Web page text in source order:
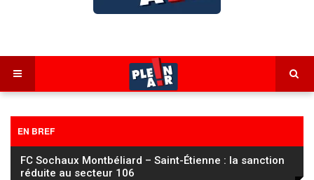
EN BREF
FC Sochaux Montbéliard – Saint-Étienne : la sanction
réduite au secteur 106